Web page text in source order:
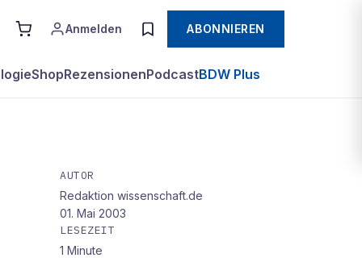
Anmelden ABONNIEREN
ShopRezensionenPodcastBDW Plus
AUTOR
Redaktion wissenschaft.de
01. Mai 2003
LESEZEIT
1 Minute